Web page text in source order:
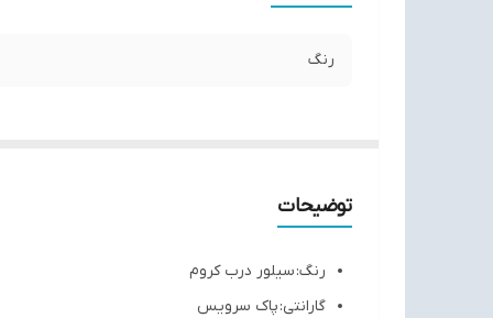
رنگ
توضیحات
رنگ: سیلور درب کروم
گارانتی: پاک سرویس